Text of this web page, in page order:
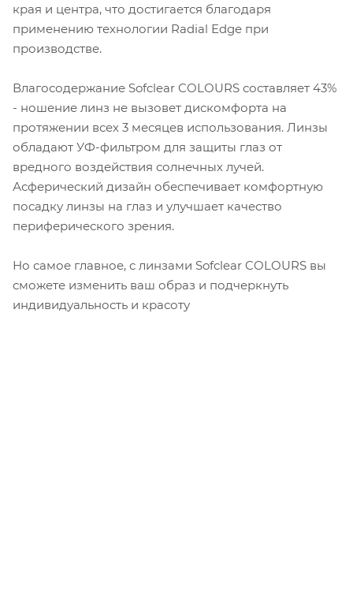
края и центра, что достигается благодаря
применению технологии Radial Edge при
производстве.
Влагосодержание Sofclear COLOURS составляет 43%
- ношение линз не вызовет дискомфорта на
протяжении всех 3 месяцев использования. Линзы
обладают УФ-фильтром для защиты глаз от
вредного воздействия солнечных лучей.
Асферический дизайн обеспечивает комфортную
посадку линзы на глаз и улучшает качество
периферического зрения.
Но самое главное, с линзами Sofclear COLOURS вы
сможете изменить ваш образ и подчеркнуть
индивидуальность и красоту